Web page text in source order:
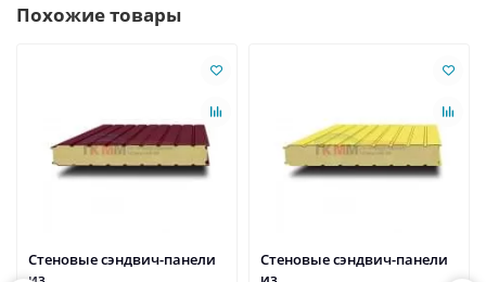
Похожие товары
Стеновые сэндвич-панели
Стеновые сэндвич-панели